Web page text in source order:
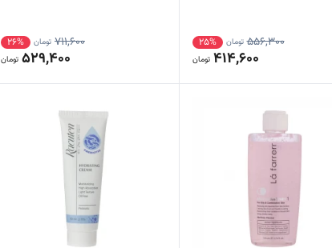
556,300 تومان 25%
414,600 تومان
711,600 تومان 26%
529,400 تومان